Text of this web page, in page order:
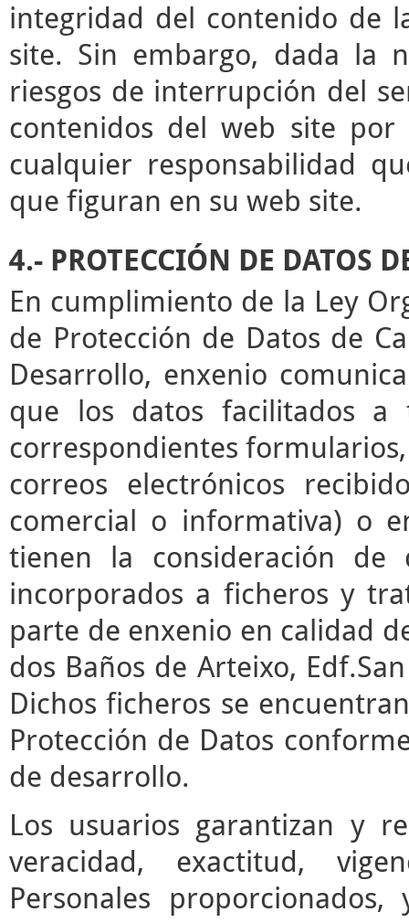
integridad del contenido de
site. Sin embargo, dada la
riesgos de interrupción del
contenidos del web site por
cualquier responsabilidad
que figuran en su web site.
4.- PROTECCIÓN DE DATOS
En cumplimiento de la Ley
de Protección de Datos de
Desarrollo, enxenio
que los datos facilitados
correspondientes
correos electrónicos
comercial o informativa) o
tienen la consideración de
incorporados a ficheros y
parte de enxenio en calidad
dos Baños de Arteixo,
Dichos ficheros se
Protección de Datos
de desarrollo.
Los usuarios garantizan y
veracidad, exactitud,
Personales